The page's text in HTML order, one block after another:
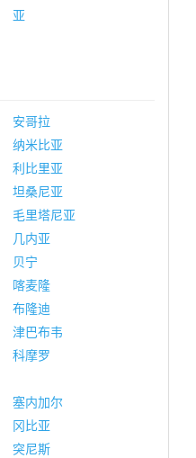
亚
安哥拉
纳米比亚
利比里亚
坦桑尼亚
毛里塔尼亚
几内亚
贝宁
喀麦隆
布隆迪
津巴布韦
科摩罗
塞内加尔
冈比亚
突尼斯